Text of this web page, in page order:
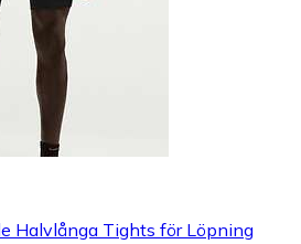
Halvlånga Tights för Löpning